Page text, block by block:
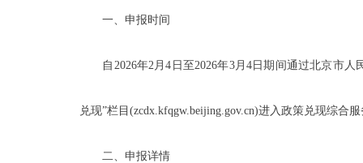
一、申报时间
自2026年2月4日至2026年3月4日期间通过北京市人民
兑现”栏目(zcdx.kfqgw.beijing.gov.cn)进入政策兑现综
二、申报详情